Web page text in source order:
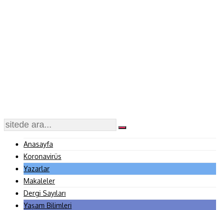
Anasayfa
Koronavirüs
Yazarlar
Makaleler
Dergi Sayıları
Yaşam Bilimleri